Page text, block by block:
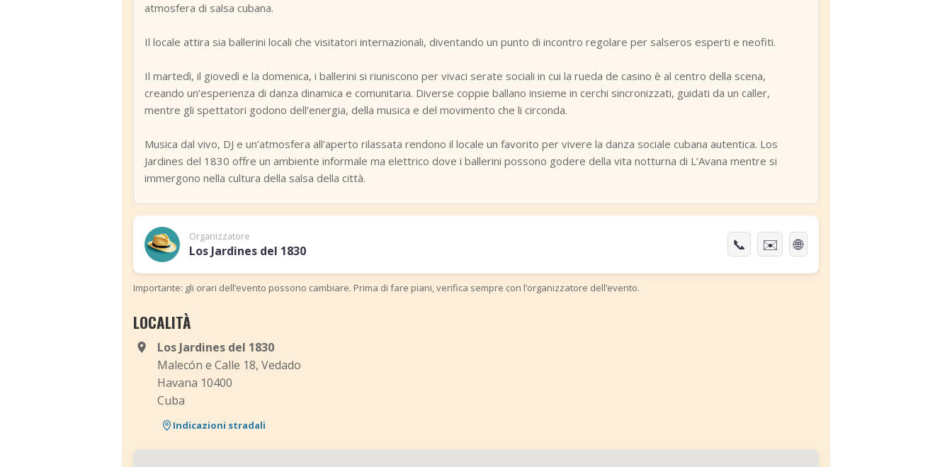
atmosfera di salsa cubana.
Il locale attira sia ballerini locali che visitatori internazionali, diventando un punto di incontro regolare per salseros esperti e neofiti.
Il martedì, il giovedì e la domenica, i ballerini si riuniscono per vivaci serate sociali in cui la rueda de casino è al centro della scena,
creando un’esperienza di danza dinamica e comunitaria. Diverse coppie ballano insieme in cerchi sincronizzati, guidati da un caller,
mentre gli spettatori godono dell’energia, della musica e del movimento che li circonda.
Musica dal vivo, DJ e un’atmosfera all’aperto rilassata rendono il locale un favorito per vivere la danza sociale cubana autentica. Los
Jardines del 1830 offre un ambiente informale ma elettrico dove i ballerini possono godere della vita notturna di L’Avana mentre si
immergono nella cultura della salsa della città.
Organizzatore
Los Jardines del 1830 📞 ✉️ 🌐
Importante: gli orari dell’evento possono cambiare. Prima di fare piani, verifica sempre con l’organizzatore dell’evento.
LOCALITÀ
Los Jardines del 1830
Malecón e Calle 18, Vedado
Havana 10400
Cuba
Indicazioni stradali